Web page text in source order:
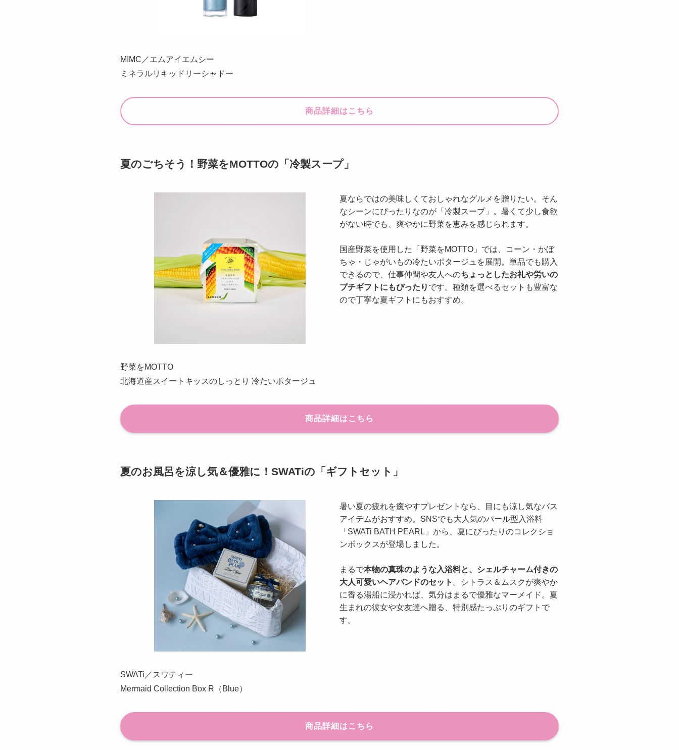
MIMC／エムアイエムシー
ミネラルリキッドリーシャドー
商品詳細はこちら
夏のごちそう！野菜をMOTTOの「冷製スープ」
夏ならではの美味しくておしゃれなグルメを贈りたい。そん
なシーンにぴったりなのが「冷製スープ」。暑くて少し食欲
がない時でも、爽やかに野菜を恵みを感じられます。
国産野菜を使用した「野菜をMOTTO」では、コーン・かぼ
ちゃ・じゃがいもの冷たいポタージュを展開。単品でも購入
できるので、仕事仲間や友人へのちょっとしたお礼や労いの
プチギフトにもぴったり です。種類を選べるセットも豊富な
ので丁寧な夏ギフトにもおすすめ。
野菜をMOTTO
北海道産スイートキッスのしっとり 冷たいポタージュ
商品詳細はこちら
夏のお風呂を涼し気＆優雅に！SWATiの「ギフトセット」
暑い夏の疲れを癒やすプレゼントなら、目にも涼し気なバス
アイテムがおすすめ。SNSでも大人気のパール型入浴料
「SWATi BATH PEARL」から、夏にぴったりのコレクショ
ンボックスが登場しました。
まるで本物の真珠のような入浴料と、シェルチャーム付きの
大人可愛いヘアバンドのセット 。シトラス＆ムスクが爽やか
に香る湯船に浸かれば、気分はまるで優雅なマーメイド。夏
生まれの彼女や女友達へ贈る、特別感たっぷりのギフトで
す。
SWATi／スワティー
Mermaid Collection Box R（Blue）
商品詳細はこちら